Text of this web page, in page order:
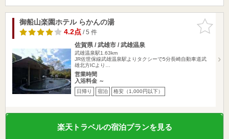
お気に入
りに追加
御船山楽園ホテル らかんの湯
4.2点/ 5 件
佐賀県 / 武雄市 / 武雄温泉
武雄温泉駅1.63km
JR佐世保線武雄温泉駅よりタクシーで5分長崎自動車道武
雄北方ICより…
営業時間
入浴料金 ～
日帰り 宿泊 格安（1,000円以下）
楽天トラベルの宿泊プランを見る